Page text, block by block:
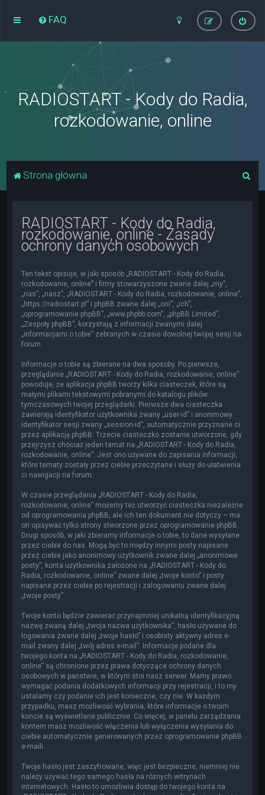
FAQ
RADIOSTART - Kody do Radia,
rozkodowanie, online
Strona główna
RADIOSTART - Kody do Radia,
rozkodowanie, online - Zasady
ochrony danych osobowych
Ten tekst opisuje, w jaki sposób „RADIOSTART - Kody do Radia,
rozkodowanie, online” i firmy stowarzyszone zwane dalej „my”,
„nas”, „nasz”, „RADIOSTART - Kody do Radia, rozkodowanie, online”,
„https://radiostart.pl” i phpBB zwane dalej „oni”, „ich”,
„oprogramowanie phpBB”, „www.phpbb.com”, „phpBB Limited”,
„Zespoły phpBB”, korzystają z informacji zwanymi dalej
„informacjami o tobie” zebranych w czasie dowolnej twojej sesji na
forum.
Informacje o tobie są zbierane na dwa sposoby. Po pierwsze,
przeglądanie „RADIOSTART - Kody do Radia, rozkodowanie, online”
powoduje, że aplikacja phpBB tworzy kilka ciasteczek, które są
małymi plikami tekstowymi pobranymi do katalogu plików
tymczasowych twojej przeglądarki. Pierwsze dwa ciasteczka
zawierają identyfikator użytkownika zwany „user-id” i anonimowy
identyfikator sesji zwany „session-id”, automatycznie przyznane ci
przez aplikację phpBB. Trzecie ciasteczko zostanie utworzone, gdy
przejrzysz chociaż jeden temat na „RADIOSTART - Kody do Radia,
rozkodowanie, online”. Jest ono używane do zapisania informacji,
które tematy zostały przez ciebie przeczytane i służy do ułatwienia
ci nawigacji na forum.
W czasie przeglądania „RADIOSTART - Kody do Radia,
rozkodowanie, online” możemy też utworzyć ciasteczka niezależne
od oprogramowania phpBB, ale ich ten dokument nie dotyczy – ma
on opisywać tylko strony stworzone przez oprogramowanie phpBB.
Drugi sposób, w jaki zbieramy informacje o tobie, to dane wysyłane
przez ciebie do nas. Mogą być to między innymi posty napisane
przez ciebie jako anonimowy użytkownik zwane dalej „anonimowe
posty”, konta użytkownika założone na „RADIOSTART - Kody do
Radia, rozkodowanie, online” zwane dalej „twoje konto” i posty
napisane przez ciebie po rejestracji i zalogowaniu zwane dalej
„twoje posty”.
Twoje konto będzie zawierać przynajmniej unikalną identyfikacyjną
nazwę zwaną dalej „twoja nazwa użytkownika”, hasło używane do
logowania zwane dalej „twoje hasło” i osobisty aktywny adres e-
mail zwany dalej „twój adres e-mail”. Informacje podane dla
twojego konta na „RADIOSTART - Kody do Radia, rozkodowanie,
online” są chronione przez prawa dotyczące ochrony danych
osobowych w państwie, w którym stoi nasz serwer. Mamy prawo
wymagać podania dodatkowych informacji przy rejestracji, i to my
ustalamy czy podanie ich jest konieczne, czy nie. W każdym
przypadku, masz możliwość wybrania, które informacje o twoim
koncie są wyświetlane publicznie. Co więcej, w panelu zarządzania
kontem masz możliwość włączenia lub wyłączenia wysyłania do
ciebie automatycznie generowanych przez oprogramowanie phpBB
e-maili.
Twoje hasło jest zaszyfrowane, więc jest bezpieczne, niemniej nie
należy używać tego samego hasła na różnych witrynach
internetowych. Hasło to umożliwia dostęp do twojego konta na